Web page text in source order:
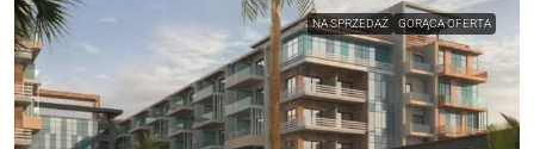
NA SPRZEDAŻ GORĄCA OFERTA